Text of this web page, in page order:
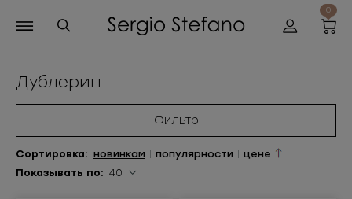
0
Дублерин
Фильтр
Сортировка: новинкам | популярности | цене
Показывать по: 40